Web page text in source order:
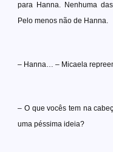
para Hanna. Nenhuma
Pelo menos não de Hanna.
– Hanna… – Micaela
– O que vocês tem na
uma péssima ideia?